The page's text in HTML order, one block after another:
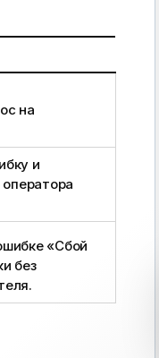
на
и
«Сбой
без